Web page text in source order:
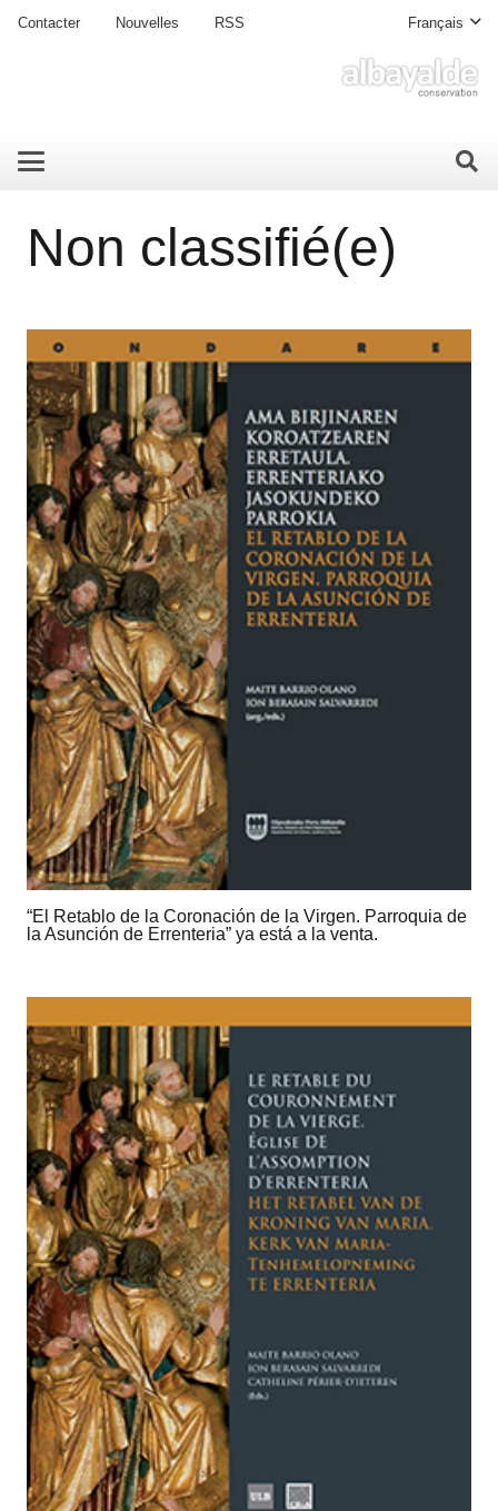
Contacter Nouvelles RSS Français
Non classifié(e)
“El Retablo de la Coronación de la Virgen. Parroquia de
la Asunción de Errenteria” ya está a la venta.